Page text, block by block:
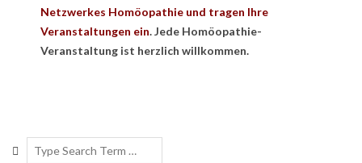
Netzwerkes Homöopathie und tragen Ihre
Veranstaltungen ein. Jede Homöopathie-
Veranstaltung ist herzlich willkommen.
06
Search